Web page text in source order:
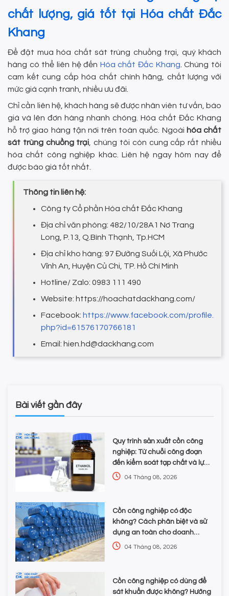
chất lượng, giá tốt tại Hóa chất Đắc
Khang
Để đặt mua hóa chất sát trùng chuồng trại, quý khách
hàng có thể liên hệ đến Hóa chất Đắc Khang. Chúng tôi
cam kết cung cấp hóa chất chính hãng, chất lượng với
mức giá cạnh tranh, nhiều ưu đãi.
Chỉ cần liên hệ, khách hàng sẽ được nhân viên tư vấn, báo
giá và lên đơn hàng nhanh chóng. Hóa chất Đắc Khang
hỗ trợ giao hàng tận nơi trên toàn quốc. Ngoài hóa chất
sát trùng chuồng trại, chúng tôi còn cung cấp rất nhiều
hóa chất công nghiệp khác. Liên hệ ngay hôm nay để
được báo giá tốt nhất.
Thông tin liên hệ:
Công ty Cổ phần Hóa chất Đắc Khang
Địa chỉ văn phòng: 482/10/28A1 Nơ Trang
Long, P.13, Q.Bình Thạnh, Tp.HCM
Địa chỉ kho hàng: 97 Đường Suối Lội, Xã Phước
Vĩnh An, Huyện Củ Chi, TP. Hồ Chí Minh
Hotline/ Zalo: 0983 111 490
Website: https://hoachatdackhang.com/
Facebook: https://www.facebook.com/profile.
php?id=61576170766181
Email: hien.hd@dackhang.com
Bài viết gần đây
Quy trình sản xuất cồn công
nghiệp: Từ chuỗi công đoạn
đến kiểm soát tạp chất và lựa
chọn hóa chất
04 Tháng 08, 2026
Cồn công nghiệp có độc
không? Cách phân biệt và sử
dụng an toàn cho doanh
nghiệp
04 Tháng 08, 2026
Cồn công nghiệp có dùng để
sát khuẩn được không? Hướng